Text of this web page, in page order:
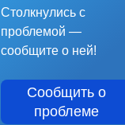
Столкнулись с
проблемой —
сообщите о ней!
Сообщить о
проблеме